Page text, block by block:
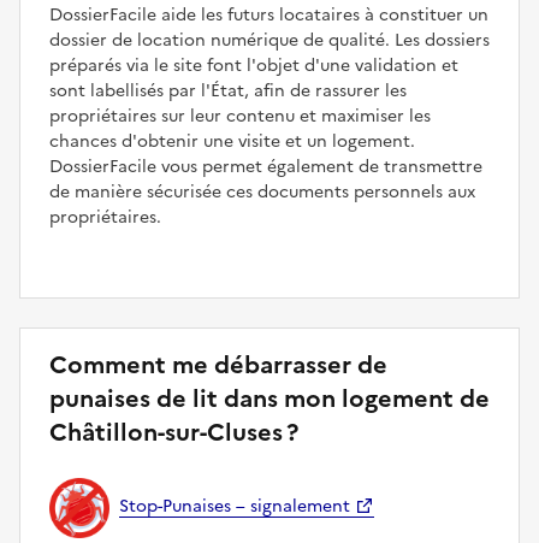
DossierFacile aide les futurs locataires à constituer un
dossier de location numérique de qualité. Les dossiers
préparés via le site font l'objet d'une validation et
sont labellisés par l'État, afin de rassurer les
propriétaires sur leur contenu et maximiser les
chances d'obtenir une visite et un logement.
DossierFacile vous permet également de transmettre
de manière sécurisée ces documents personnels aux
propriétaires.
Comment me débarrasser de
punaises de lit dans mon logement de
Châtillon-sur-Cluses ?
Stop-Punaises – signalement